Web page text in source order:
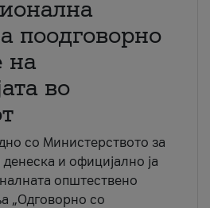
поодговорно
на
во
со Министерството за
и официјално ја
општествено
„Одговорно со